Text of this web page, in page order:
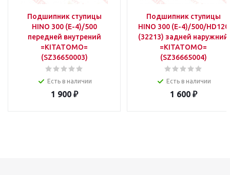
Подшипник ступицы
HINO 300 (E-4)/500
передней внутрений
=KITATOMO=
(SZ36650003)
Есть в наличии
1 900₽
Подшипник ступицы
HINO 300 (E-4)/500/HD120
(32213) задней наружний
=KITATOMO=
(SZ36665004)
Есть в наличии
1 600₽